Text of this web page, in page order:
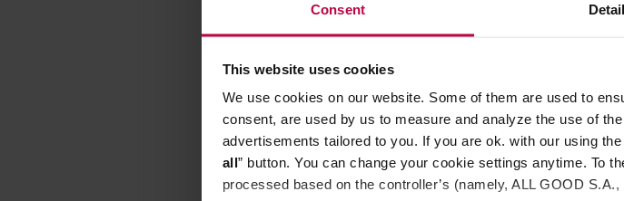
Consent
This website uses cookies
We use cookies on our website. Some of them are used to
consent, are used by us to measure and analyze the use of
advertisements tailored to you. If you are ok. with our using
all” button. You can change your cookie settings anytime. To
processed based on the controller’s (namely, ALL GOOD
Vialli Design - Tulip French Press
złoty mat 1l